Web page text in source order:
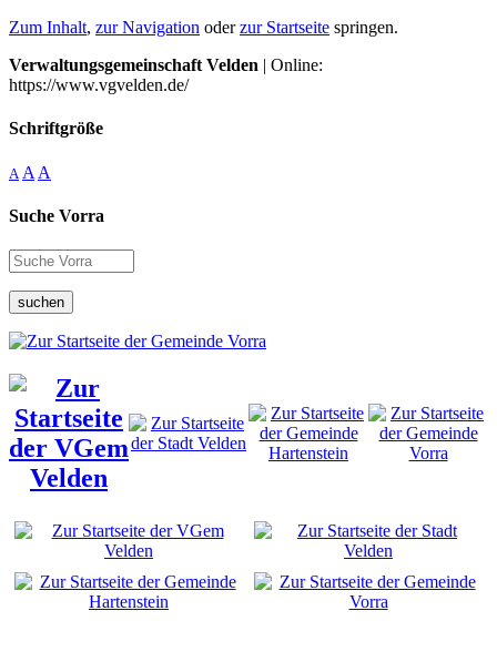
Zum Inhalt, zur Navigation oderzur Startseite springen.
Verwaltungsgemeinschaft Velden | Online:
https://www.vgvelden.de/
Schriftgröße
A A A
Suche Vorra
suchen